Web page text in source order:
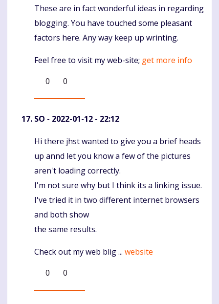
Komentaras
These are in fact wonderful ideas in regarding
blogging. You have touched some pleasant
factors here. Any way keep up wrinting.
Feel free to visit my web-site; get more info
0
0
SO - 2022-01-12 - 22:12
Komentaras
Hi there jhst wanted to give you a brief heads
up annd let you know a few of the pictures
aren't loading correctly.
I'm not sure why but I think its a linking issue.
I've tried it in two different internet browsers
and both show
the same results.
Check out my web blig ... website
0
0